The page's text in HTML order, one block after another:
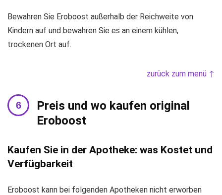
Bewahren Sie Eroboost außerhalb der Reichweite von
Kindern auf und bewahren Sie es an einem kühlen,
trockenen Ort auf.
zurück zum menü ↑
Preis und wo kaufen original
Eroboost
Kaufen Sie in der Apotheke: was Kostet und
Verfügbarkeit
Eroboost kann bei folgenden Apotheken nicht erworben